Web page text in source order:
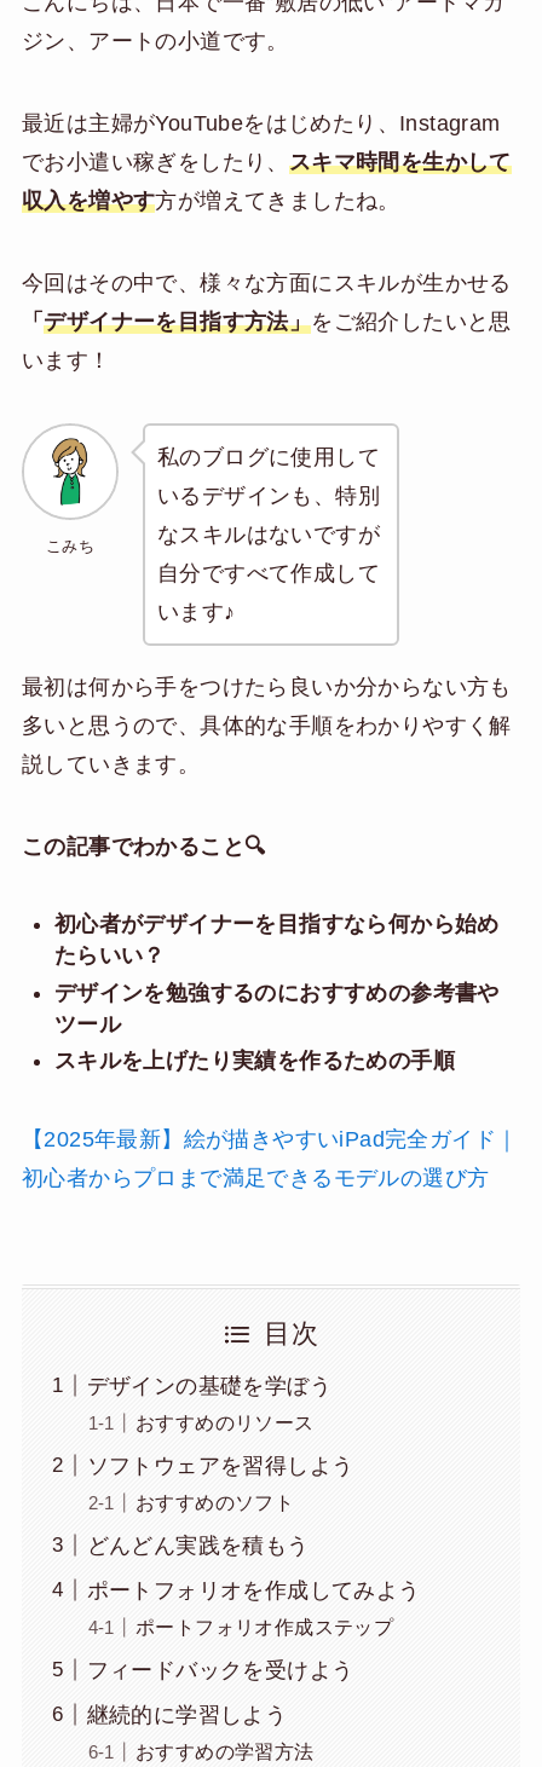
ジン、アートの小道です。
最近は主婦がYouTubeをはじめたり、Instagram
でお小遣い稼ぎをしたり、 スキマ時間を生かして
収入を増やす方が増えてきましたね。
今回はその中で、様々な方面にスキルが生かせる
「デザイナーを目指す方法」をご紹介したいと思
います！
こみち
私のブログに使用して
いるデザインも、特別
なスキルはないですが
自分ですべて作成して
います♪
最初は何から手をつけたら良いか分からない方も
多いと思うので、具体的な手順をわかりやすく解
説していきます。
この記事でわかること🔍
初心者がデザイナーを目指すなら何から始め
たらいい？
デザインを勉強するのにおすすめの参考書や
ツール
スキルを上げたり実績を作るための手順
【2025年最新】絵が描きやすいiPad完全ガイド｜
初心者からプロまで満足できるモデルの選び方
目次
デザインの基礎を学ぼう
おすすめのリソース
ソフトウェアを習得しよう
おすすめのソフト
どんどん実践を積もう
ポートフォリオを作成してみよう
ポートフォリオ作成ステップ
フィードバックを受けよう
継続的に学習しよう
おすすめの学習方法